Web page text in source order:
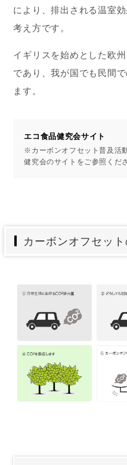
により、排出される温室
考え方です。
イギリスを始めとした欧
であり、我が国でも民間
ます。
エコ食品健究会サイト
※カーボンオフセット普及活
健究会のサイトをご参照くだ
カーボンオフセッ